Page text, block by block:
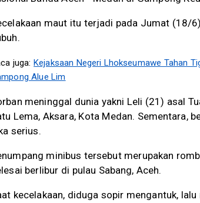
maut itu terjadi pada Jumat (18/
juga: Kejaksaan Negeri Lhokseumawe Tahan
Alue Lim
meninggal dunia yakni Leli (21) asal
Lema, Aksara, Kota Medan. Sementara,
serius.
minibus tersebut merupakan
berlibur di pulau Sabang, Aceh.
kecelakaan, diduga sopir mengantuk,